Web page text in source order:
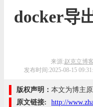
docker导
来源:赵克立博客
发布时间:2025-08-15
版权声明： 本文为博主
原文链接:
http://